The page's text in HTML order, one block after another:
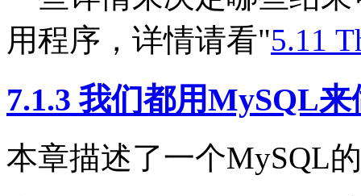
用程序，详情请看"5.11
7.1.3 我们都用MySQL
本章描述了一个MySQL